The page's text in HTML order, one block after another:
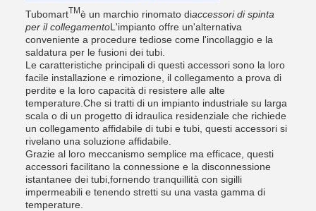
TubomartTMè un marchio rinomato diaccessori di spinta
per il collegamentoL'impianto offre un'alternativa
conveniente a procedure tediose come l'incollaggio e la
saldatura per le fusioni dei tubi.
Le caratteristiche principali di questi accessori sono la loro
facile installazione e rimozione, il collegamento a prova di
perdite e la loro capacità di resistere alle alte
temperature.Che si tratti di un impianto industriale su larga
scala o di un progetto di idraulica residenziale che richiede
un collegamento affidabile di tubi e tubi, questi accessori si
rivelano una soluzione affidabile.
Grazie al loro meccanismo semplice ma efficace, questi
accessori facilitano la connessione e la disconnessione
istantanee dei tubi,fornendo tranquillità con sigilli
impermeabili e tenendo stretti su una vasta gamma di
temperature.